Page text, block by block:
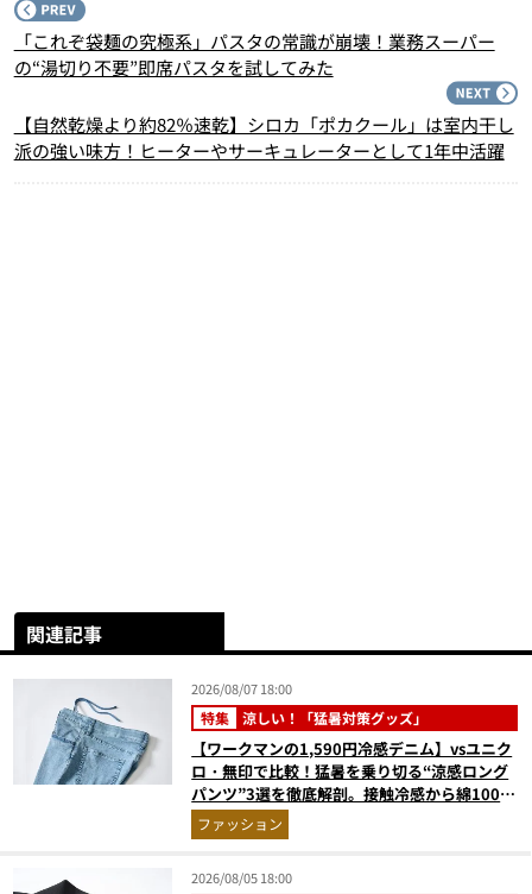
「これぞ袋麺の究極系」パスタの常識が崩壊！業務スーパー
の“湯切り不要”即席パスタを試してみた
【自然乾燥より約82％速乾】シロカ「ポカクール」は室内干し
派の強い味方！ヒーターやサーキュレーターとして1年中活躍
関連記事
2026/08/07 18:00
特集 涼しい！「猛暑対策グッズ」
【ワークマンの1,590円冷感デニム】vsユニク
ロ・無印で比較！猛暑を乗り切る“涼感ロング
パンツ”3選を徹底解剖。接触冷感から綿100%
まで決定版
ファッション
2026/08/05 18:00